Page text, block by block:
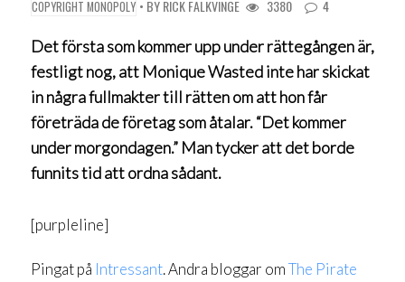
COPYRIGHT MONOPOLY • BYRICK FALKVINGE 3380 4
Det första som kommer upp under rättegången är,
festligt nog, att Monique Wasted inte har skickat
in några fullmakter till rätten om att hon får
företräda de företag som åtalar. “Det kommer
under morgondagen.” Man tycker att det borde
funnits tid att ordna sådant.
[purpleline]
Pingat på Intressant. Andra bloggar omThe Pirate